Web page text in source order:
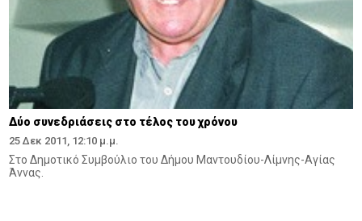
Δύο συνεδριάσεις στο τέλος του χρόνου
25 Δεκ 2011, 12:10 μ.μ.
Στο Δημοτικό Συμβούλιο του Δήμου Μαντουδίου-Λίμνης-Αγίας
Άννας.